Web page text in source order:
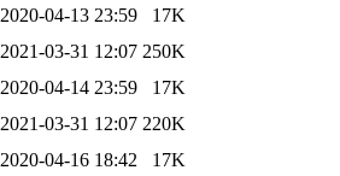
2020-04-13 23:59
17K
2021-03-31 12:07 250K
2020-04-14 23:59
17K
2021-03-31 12:07 220K
2020-04-16 18:42
17K